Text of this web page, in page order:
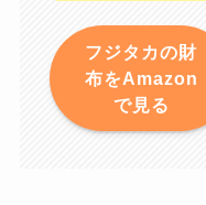
フジタカの財
布をAmazon
で見る